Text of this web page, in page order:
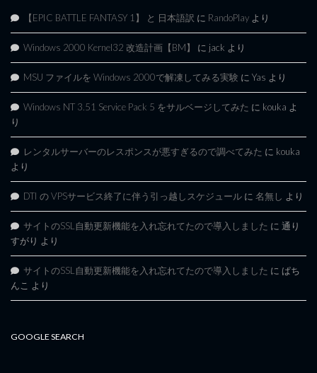
【EPIC BATTLE FANTASY 1】 と 日本語訳 に RandoPlay より
Windows 2000 Kernel32 改造計画【BM】 に jack より
MSU ファイルを Windows 2000で解凍してみる実験 に Yas より
Windows NT 3.51 Service Pack 5 をサルベージしてみた に kouka よ
り
レンタルサーバーのレスポンスが悪すぎるので調べてみた に kouka
より
DTI の VPSサービス終了に伴う引っ越しスケジュール に 名無し より
サイトのSSL自動更新機能を入れ忘れてたので導入しました に 通り
すがり より
サイトのSSL自動更新機能を入れ忘れてたので導入しました に ぱち
んこ より
GOOGLE SEARCH